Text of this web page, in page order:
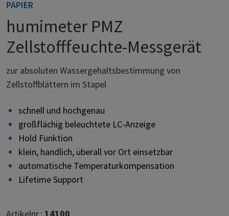
PAPIER
humimeter PMZ
Zellstofffeuchte-Messgerät
zur absoluten Wassergehaltsbestimmung von
Zellstoffblättern im Stapel
schnell und hochgenau
großflächig beleuchtete LC-Anzeige
Hold Funktion
klein, handlich, überall vor Ort einsetzbar
automatische Temperaturkompensation
Lifetime Support